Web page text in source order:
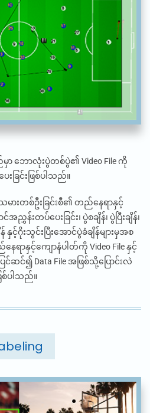
ာ ဘောလုံးပွဲတစ်ပွဲ၏ Video Fileကို
းခြင်းဖြစ်ပါသည်။
ားတစ်ဦးခြင်းစီ၏ တည်နေရာနှင့်
းတပ်ပေးခြင်း၊ ပွဲစချိန်၊ ပွဲပြီးချိန်၊
နှင့်ဂိုးသွင်းပြီးအောင်ပွဲခံချိန်များမှအစ
ေရာနှင့်ကျောနံပါတ်ကို Video Fileနှင့်
င်ဆင်၍ Data File အဖြစ်သို့ပြောင်းလဲ
စ်ပါသည်။